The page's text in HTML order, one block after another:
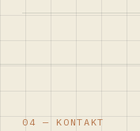
04 — KONTAKT